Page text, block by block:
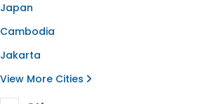
Japan
Cambodia
Jakarta
View More Cities